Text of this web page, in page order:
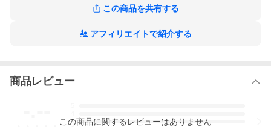
この商品を共有する
アフィリエイトで紹介する
商品レビュー
3
この商品に関するレビューはありません